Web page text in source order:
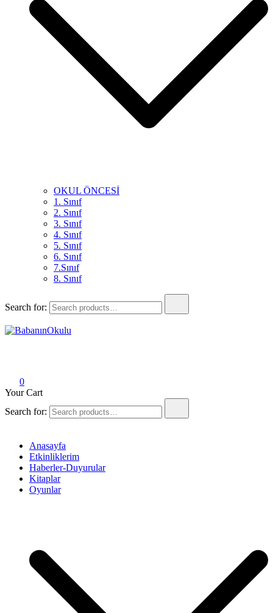
OKUL ÖNCESİ
1. Sınıf
2. Sınıf
3. Sınıf
4. Sınıf
5. Sınıf
6. Sınıf
7.Sınıf
8. Sınıf
Search for:
0
Your Cart
Search for:
Anasayfa
Etkinliklerim
Haberler-Duyurular
Kitaplar
Oyunlar